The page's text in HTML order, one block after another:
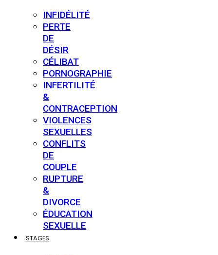
INFIDÉLITÉ
PERTE
DE
DÉSIR
CÉLIBAT
PORNOGRAPHIE
INFERTILITÉ
&
CONTRACEPTION
VIOLENCES
SEXUELLES
CONFLITS
DE
COUPLE
RUPTURE
&
DIVORCE
ÉDUCATION
SEXUELLE
STAGES